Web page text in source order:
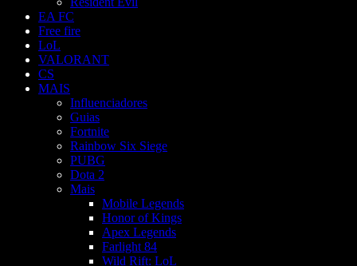
EA FC
Free fire
LoL
VALORANT
CS
MAIS
Influenciadores
Guias
Fortnite
Rainbow Six Siege
PUBG
Dota 2
Mais
Mobile Legends
Honor of Kings
Apex Legends
Farlight 84
Wild Rift: LoL